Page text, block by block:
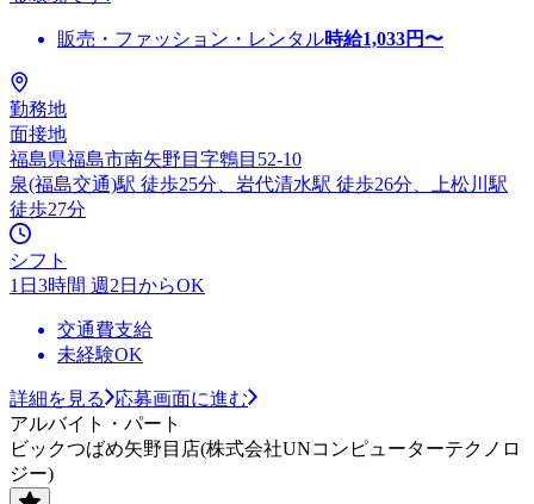
販売・ファッション・レンタル時給1,033円〜
勤務地
面接地
福島県福島市南矢野目字鵯目52-10
泉(福島交通)駅 徒歩25分、岩代清水駅 徒歩26分、上松川駅
徒歩27分
シフト
1日3時間 週2日からOK
交通費支給
未経験OK
詳細を見る
応募画面に進む
アルバイト・パート
ビックつばめ矢野目店(株式会社UNコンピューターテクノロ
ジー)